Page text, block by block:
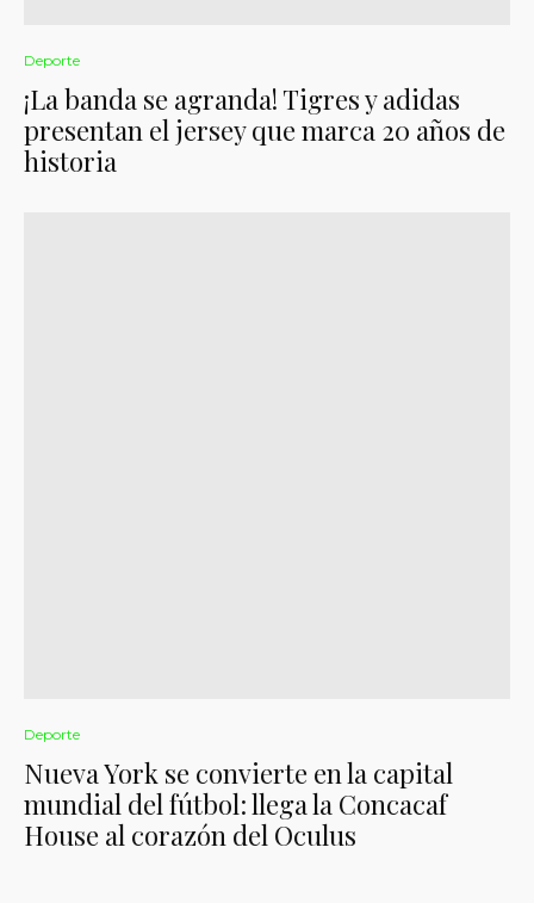
Deporte
¡La banda se agranda! Tigres y adidas
presentan el jersey que marca 20 años de
historia
Deporte
Nueva York se convierte en la capital
mundial del fútbol: llega la Concacaf
House al corazón del Oculus